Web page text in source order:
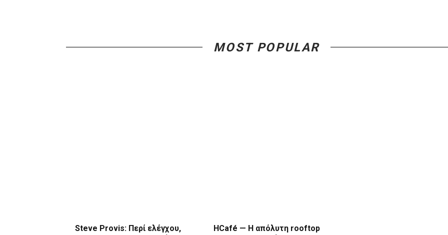
MOST POPULAR
Steve Provis: Περί ελέγχου,
HCafé — Η απόλυτη rooftop